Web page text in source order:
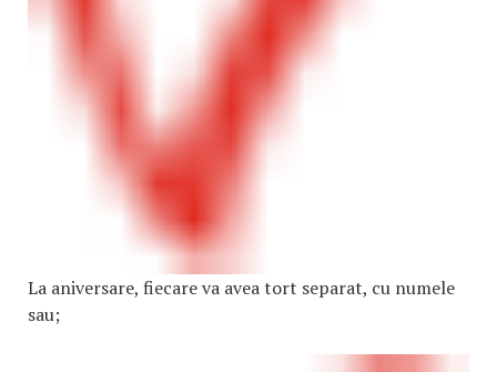
La aniversare, fiecare va avea tort separat, cu numele
sau;